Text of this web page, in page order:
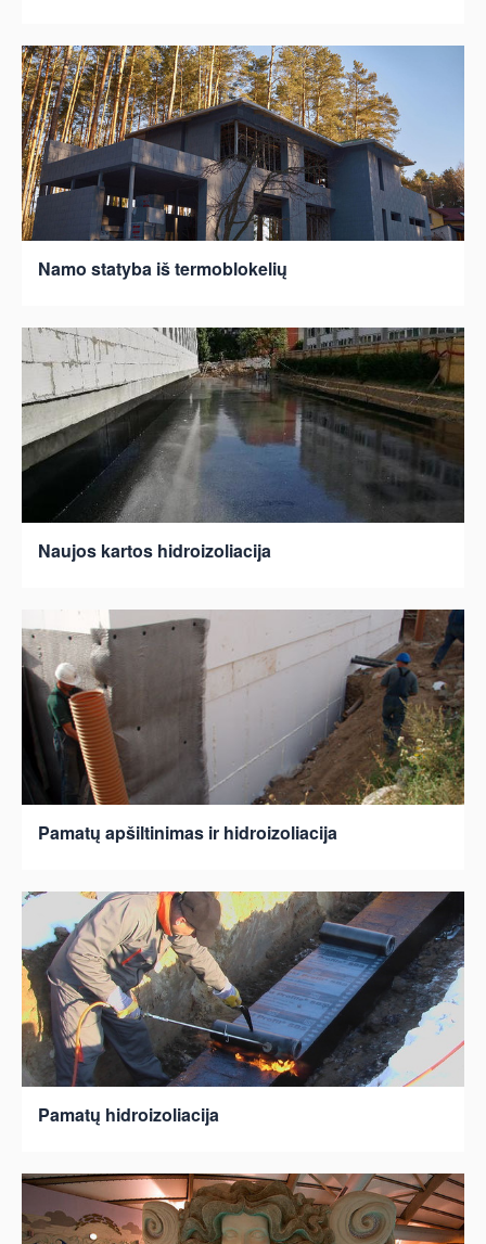
Namo statyba iš termoblokelių
Naujos kartos hidroizoliacija
Pamatų apšiltinimas ir hidroizoliacija
Pamatų hidroizoliacija